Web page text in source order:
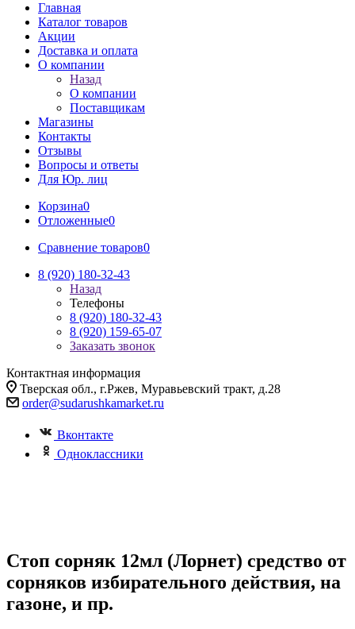
Главная
Каталог товаров
Акции
Доставка и оплата
О компании
Назад
О компании
Поставщикам
Магазины
Контакты
Отзывы
Вопросы и ответы
Для Юр. лиц
Корзина0
Отложенные0
Сравнение товаров0
8 (920) 180-32-43
Назад
Телефоны
8 (920) 180-32-43
8 (920) 159-65-07
Заказать звонок
Контактная информация
Тверская обл., г.Ржев, Муравьевский тракт, д.28
order@sudarushkamarket.ru
Вконтакте
Одноклассники
Стоп сорняк 12мл (Лорнет) средство от
сорняков избирательного действия, на
газоне, и пр.